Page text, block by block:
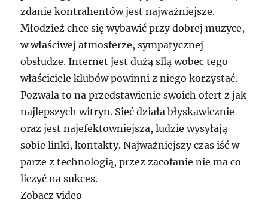
zdanie kontrahentów jest najważniejsze.
Młodzież chce się wybawić przy dobrej muzyce,
w właściwej atmosferze, sympatycznej
obsłudze. Internet jest dużą silą wobec tego
właściciele klubów powinni z niego korzystać.
Pozwala to na przedstawienie swoich ofert z jak
najlepszych witryn. Sieć działa błyskawicznie
oraz jest najefektowniejsza, ludzie wysyłają
sobie linki, kontakty. Najważniejszy czas iść w
parze z technologią, przez zacofanie nie ma co
liczyć na sukces.
Zobacz video